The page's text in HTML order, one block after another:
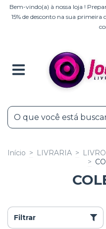
Bem-vindo(a) à nossa loja !
15% de desconto na sua
Início > LIVRARIA >
>
Filtrar